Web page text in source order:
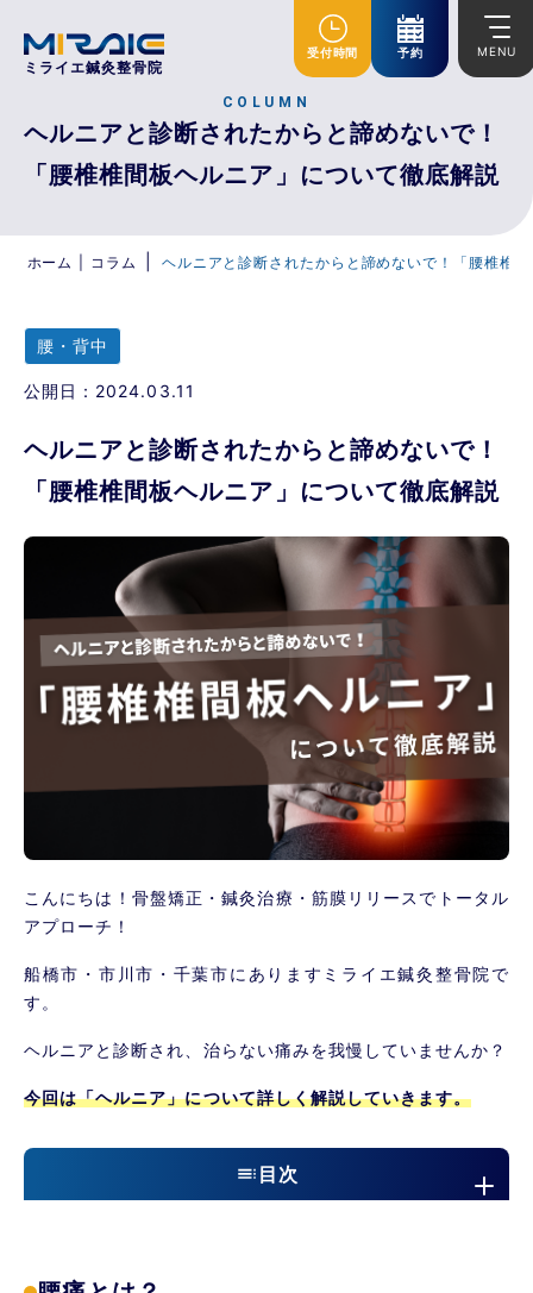
ミライエ鍼灸整骨院
受付時間 予約 MENU
COLUMN
ヘルニアと診断されたからと諦めないで！
「腰椎椎間板ヘルニア」について徹底解説
ホーム コラム ヘルニアと診断されたからと諦めないで！「腰椎椎
腰・背中
公開日：2024.03.11
ヘルニアと診断されたからと諦めないで！
「腰椎椎間板ヘルニア」について徹底解説
こんにちは！骨盤矯正・鍼灸治療・筋膜リリースでトータル
アプローチ！
船橋市・市川市・千葉市にありますミライエ鍼灸整骨院で
す。
ヘルニアと診断され、治らない痛みを我慢していませんか？
今回は「ヘルニア」について詳しく解説していきます。
目次
腰椎椎間板ヘルニアとは？